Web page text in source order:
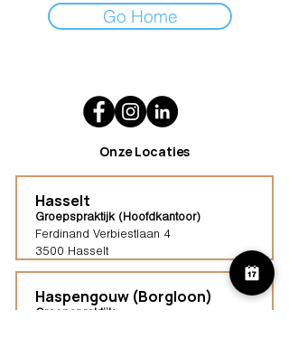
Go Home
Onze Locaties
Hasselt
Groepspraktijk (Hoofdkantoor)
Ferdinand Verbiestlaan 4
3500 Hasselt
Haspengouw (Borgloon)